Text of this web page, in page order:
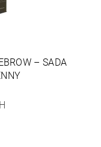
– SADA